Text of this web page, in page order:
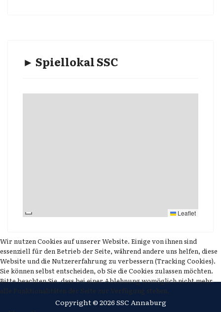
► Spiellokal SSC
Leaflet
Copyright © 2026 SSC Annaburg
Wir nutzen Cookies auf unserer Website. Einige von ihnen sind
essenziell für den Betrieb der Seite, während andere uns helfen, diese
Website und die Nutzererfahrung zu verbessern (Tracking Cookies).
Sie können selbst entscheiden, ob Sie die Cookies zulassen möchten.
Bitte beachten Sie, dass bei einer Ablehnung womöglich nicht mehr
alle Funktionalitäten der Seite zur Verfügung stehen.